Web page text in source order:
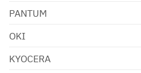
PANTUM
OKI
KYOCERA